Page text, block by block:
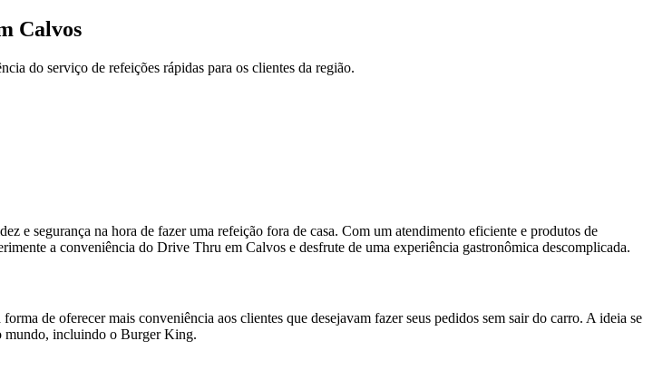
Calvos
do serviço de refeições rápidas para os clientes da região.
e segurança na hora de fazer uma refeição fora de casa. Com um atendimento eficiente e produtos de
a conveniência do Drive Thru em Calvos e desfrute de uma experiência gastronômica descomplicada.
de oferecer mais conveniência aos clientes que desejavam fazer seus pedidos sem sair do carro. A ideia se
mundo, incluindo o Burger King.